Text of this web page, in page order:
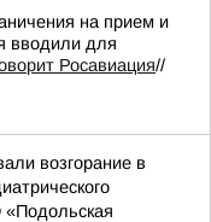
на прием и
вводили для
Росавиация//
возгорание в